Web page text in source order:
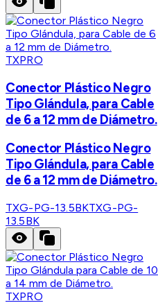
TXPRO
Conector Plástico Negro
Tipo Glándula, para Cable
de 6 a 12 mm de Diámetro.
Conector Plástico Negro
Tipo Glándula, para Cable
de 6 a 12 mm de Diámetro.
TXG-PG-13.5BKTXG-PG-
13.5BK
TXPRO